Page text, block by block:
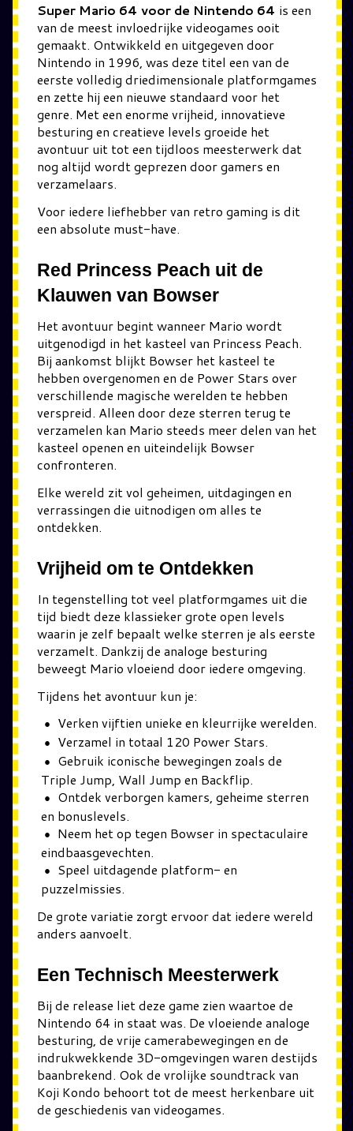
Super Mario 64 voor de Nintendo 64 is een
van de meest invloedrijke videogames ooit
gemaakt. Ontwikkeld en uitgegeven door
Nintendo in 1996, was deze titel een van de
eerste volledig driedimensionale platformgames
en zette hij een nieuwe standaard voor het
genre. Met een enorme vrijheid, innovatieve
besturing en creatieve levels groeide het
avontuur uit tot een tijdloos meesterwerk dat
nog altijd wordt geprezen door gamers en
verzamelaars.
Voor iedere liefhebber van retro gaming is dit
een absolute must-have.
Red Princess Peach uit de
Klauwen van Bowser
Het avontuur begint wanneer Mario wordt
uitgenodigd in het kasteel van Princess Peach.
Bij aankomst blijkt Bowser het kasteel te
hebben overgenomen en de Power Stars over
verschillende magische werelden te hebben
verspreid. Alleen door deze sterren terug te
verzamelen kan Mario steeds meer delen van het
kasteel openen en uiteindelijk Bowser
confronteren.
Elke wereld zit vol geheimen, uitdagingen en
verrassingen die uitnodigen om alles te
ontdekken.
Vrijheid om te Ontdekken
In tegenstelling tot veel platformgames uit die
tijd biedt deze klassieker grote open levels
waarin je zelf bepaalt welke sterren je als eerste
verzamelt. Dankzij de analoge besturing
beweegt Mario vloeiend door iedere omgeving.
Tijdens het avontuur kun je:
Verken vijftien unieke en kleurrijke werelden.
Verzamel in totaal 120 Power Stars.
Gebruik iconische bewegingen zoals de
Triple Jump, Wall Jump en Backflip.
Ontdek verborgen kamers, geheime sterren
en bonuslevels.
Neem het op tegen Bowser in spectaculaire
eindbaasgevechten.
Speel uitdagende platform- en
puzzelmissies.
De grote variatie zorgt ervoor dat iedere wereld
anders aanvoelt.
Een Technisch Meesterwerk
Bij de release liet deze game zien waartoe de
Nintendo 64 in staat was. De vloeiende analoge
besturing, de vrije camerabewegingen en de
indrukwekkende 3D-omgevingen waren destijds
baanbrekend. Ook de vrolijke soundtrack van
Koji Kondo behoort tot de meest herkenbare uit
de geschiedenis van videogames.